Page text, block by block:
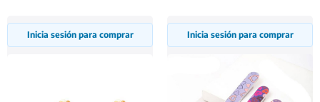
Inicia sesión para comprar Inicia sesión para comprar